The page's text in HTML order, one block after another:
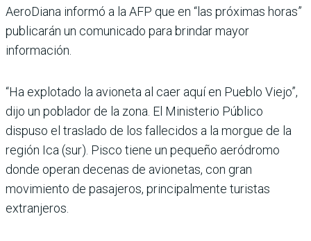
AeroDiana informó a la AFP que en “las próximas horas”
publicarán un comunicado para brindar mayor
información.
“Ha explotado la avioneta al caer aquí en Pueblo Viejo”,
dijo un poblador de la zona. El Ministerio Público
dispuso el traslado de los fallecidos a la morgue de la
región Ica (sur). Pisco tiene un pequeño aeródromo
donde operan decenas de avionetas, con gran
movimiento de pasajeros, principalmente turistas
extranjeros.